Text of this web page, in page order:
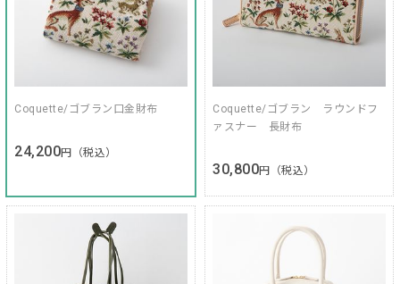
Coquette/ゴブラン口金財布
24,200円（税込）
Coquette/ゴブラン ラウンドフ
ァスナー 長財布
30,800円（税込）